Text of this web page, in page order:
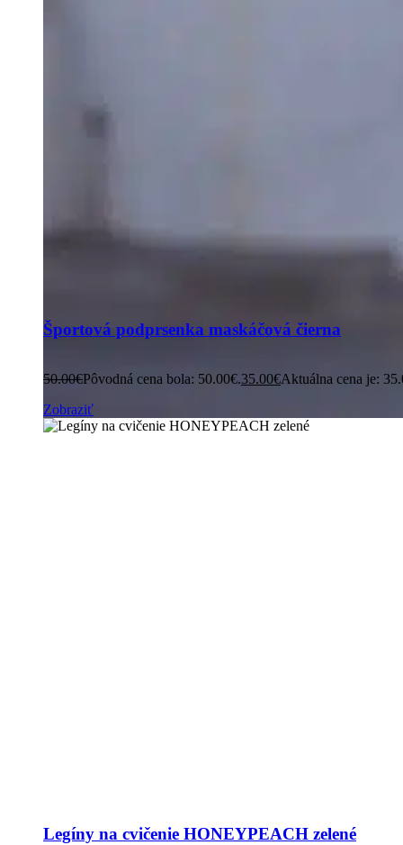
Športová podprsenka maskáčová čierna
50.00€Pôvodná cena bola: 50.00€.35.00€Aktuálna cena je:
Zobraziť
Legíny na cvičenie HONEYPEACH zelené